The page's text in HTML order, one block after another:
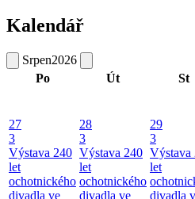
Kalendář
Srpen2026
Po
Út St
27
3
Výstava 240
let
ochotnického
divadla ve
28
3
Výstava 240
let
ochotnického
divadla ve
29
3
Výstava
let
divadla